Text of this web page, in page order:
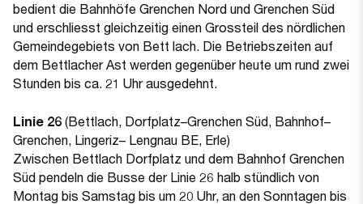
bedient die Bahnhöfe Grenchen Nord und Grenchen Süd
und erschliesst gleichzeitig einen Grossteil des nördlichen
Gemeindegebiets von Bett lach. Die Betriebszeiten auf
dem Bettlacher Ast werden gegenüber heute um rund zwei
Stunden bis ca. 21 Uhr ausgedehnt.
Linie 26 (Bettlach, Dorfplatz–Grenchen Süd, Bahnhof–
Grenchen, Lingeriz– Lengnau BE, Erle)
Zwischen Bettlach Dorfplatz und dem Bahnhof Grenchen
Süd pendeln die Busse der Linie 26 halb stündlich von
Montag bis Samstag bis um 20 Uhr, an den Sonntagen bis